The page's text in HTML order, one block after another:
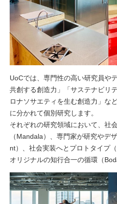
UoCでは、専門性の高い研究員や
共創する創造力」「サステナビリ
ロナソサエティを生む創造力」な
に分かれて個別研究します。
それぞれの研究領域において、社
（Mandala）、専門家が研究やデ
nt）、社会実装へとプロトタイプ
オリジナルの知行合一の循環（